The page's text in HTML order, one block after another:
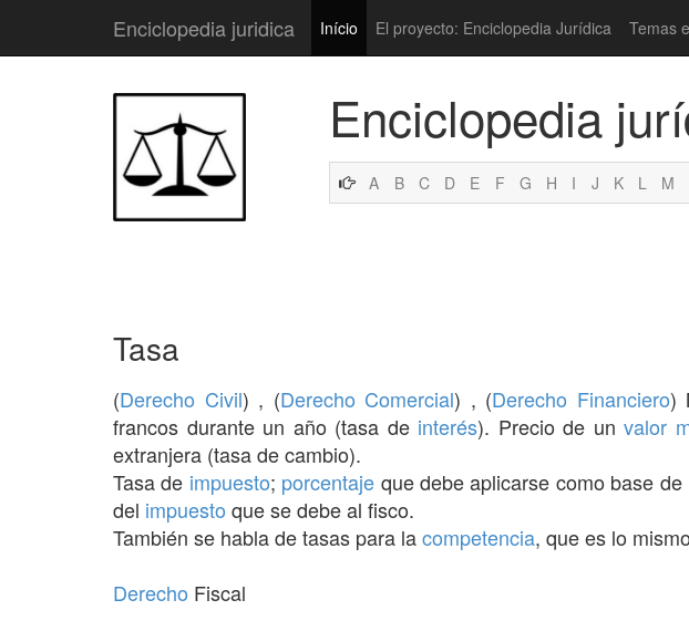
Enciclopedia juridica Início El proyecto: Enciclopedia Jurídica Temas
Enciclopedia
A B C D E F G H I J K L M
Tasa
(Derecho Civil) , (Derecho Comercial) , (Derecho Financiero)
francos durante un año (tasa de interés). Precio de unvalor
extranjera (tasa de cambio).
Tasa de impuesto; porcentaje que debe aplicarse como base de
del impuesto que se debe al fisco.
También se habla de tasas para lacompetencia, que es lo
Derecho Fiscal